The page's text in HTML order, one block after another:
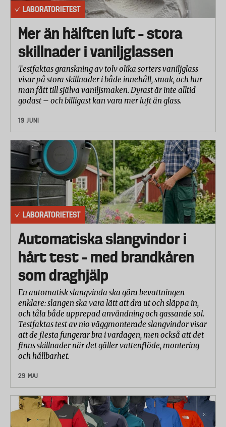
I testet använde laboratoriet en panel av erfarna
medarbetare som bedömde varje lövblås utifrån
olika aspekter på en skala från 1-5.
Blåsa ihop löv i en hög
Blåsförmågan undersöktes både på hård asfalterad
yta och på gräsmatta. Tre kilo blöta löv spreds ut på
ett cirka tio kvadrat stort område. Därefter
undersökte paneldeltagarna hur snabbt och
effektivt det gick att blåsa ihop löven till en fin liten
hög. Även själva ansträngningen bedömdes.
Dessutom mätte laboratoriet blåshastigheten (m/s)
på varje maskin.
Suga upp löv och mala ned dem
Sugförmågan undersöktes på gräsmatta.
Paneldeltagarna undersökte hur snabbt och
effektivt det gick att suga upp löven, mala ned dem
samt tömma påsen. Även ansträngningen
bedömdes. Dessutom mätte laboratoriet
sughastigheten (m/s) på varje maskin.
Användarvänlighet
Laboratoriet jämförde också maskinernas
användarvänlighet på en rad olika områden.
Följande parametrar har bedömts:
- Instruktionboken
- Hur lätt det är att slå om från blås till sug
- Hur lätt det är att byta påsen och tömma påsen
- Hur lätt det är att använda maskinens funktioner
- Hur lätt det är att stänga av och på maskinen
- Hur lätt det är att rengöra maskinen
LABORATORIETEST
Mer än hälften luft – stora
skillnader i vaniljglassen
Testfaktas granskning av tolv olika sorters vaniljglass
visar på stora skillnader i både innehåll, smak, och hur
man fått till själva vaniljsmaken. Dyrast är inte alltid
godast – och billigast kan vara mer luft än glass.
19 JUNI
LABORATORIETEST
Automatiska slangvindor i
hårt test – med brandkåren
som draghjälp
En automatisk slangvinda ska göra bevattningen
enklare: slangen ska vara lätt att dra ut och släppa in,
och tåla både upprepad användning och gassande sol.
Testfaktas test av nio väggmonterade slangvindor visar
att de flesta fungerar bra i vardagen, men också att det
finns skillnader när det gäller vattenflöde, montering
och hållbarhet.
29 MAJ